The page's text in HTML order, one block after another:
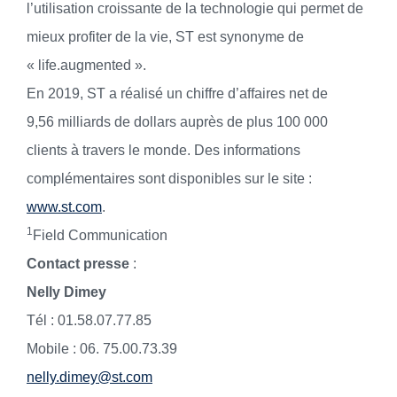
l’utilisation croissante de la technologie qui permet de
mieux profiter de la vie, ST est synonyme de
« life.augmented ».
En 2019, ST a réalisé un chiffre d’affaires net de
9,56 milliards de dollars auprès de plus 100 000
clients à travers le monde. Des informations
complémentaires sont disponibles sur le site :
www.st.com.
1 Field Communication
Contact presse :
Nelly Dimey
Tél : 01.58.07.77.85
Mobile : 06. 75.00.73.39
nelly.dimey@st.com